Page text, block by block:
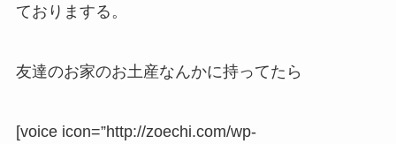
ておりまする。
友達のお家のお土産なんかに持ってたら
[voice icon=”http://zoechi.com/wp-